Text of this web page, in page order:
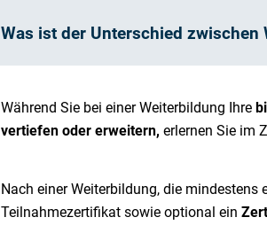
Was ist der Unterschied
Während Sie bei einer Weiterbildung Ihre
vertiefen oder erweitern, erlernen Sie im
Nach einer Weiterbildung, die mindestens
Teilnahmezertifikat sowie optional ein